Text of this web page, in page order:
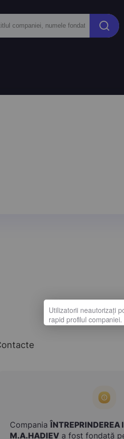
Compania
M.A.HADIEVa fost fondată